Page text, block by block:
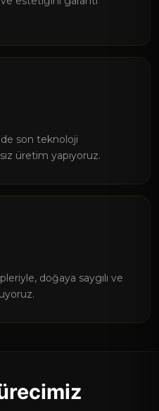
son teknoloji
üretim yapıyoruz.
doğaya saygılı ve